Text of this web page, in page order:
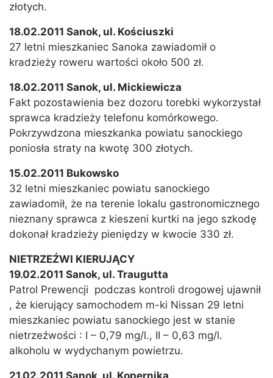
złotych.
18.02.2011 Sanok, ul. Kościuszki
27 letni mieszkaniec Sanoka zawiadomił o
kradzieży roweru wartości około 500 zł.
18.02.2011 Sanok, ul. Mickiewicza
Fakt pozostawienia bez dozoru torebki wykorzystał
sprawca kradzieży telefonu komórkowego.
Pokrzywdzona mieszkanka powiatu sanockiego
poniosła straty na kwotę 300 złotych.
15.02.2011 Bukowsko
32 letni mieszkaniec powiatu sanockiego
zawiadomił, że na terenie lokalu gastronomicznego
nieznany sprawca z kieszeni kurtki na jego szkodę
dokonał kradzieży pieniędzy w kwocie 330 zł.
NIETRZEŹWI KIERUJĄCY
19.02.2011 Sanok, ul. Traugutta
Patrol Prewencji podczas kontroli drogowej ujawnił
, że kierujący samochodem m-ki Nissan 29 letni
mieszkaniec powiatu sanockiego jest w stanie
nietrzeźwości : I – 0,79 mg/l., II – 0,63 mg/l.
alkoholu w wydychanym powietrzu.